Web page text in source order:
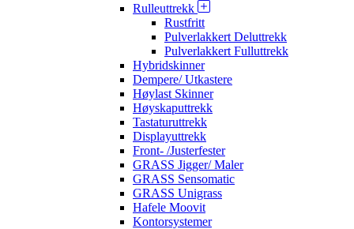
Rulleuttrekk
Rustfritt
Pulverlakkert Deluttrekk
Pulverlakkert Fulluttrekk
Hybridskinner
Dempere/ Utkastere
Høylast Skinner
Høyskaputtrekk
Tastaturuttrekk
Displayuttrekk
Front- /Justerfester
GRASS Jigger/ Maler
GRASS Sensomatic
GRASS Unigrass
Hafele Moovit
Kontorsystemer